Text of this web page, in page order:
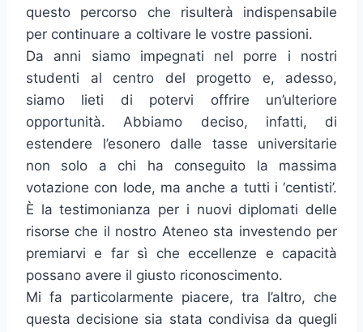
questo percorso che risulterà indispensabile
per continuare a coltivare le vostre passioni.
Da anni siamo impegnati nel porre i nostri
studenti al centro del progetto e, adesso,
siamo lieti di potervi offrire un’ulteriore
opportunità. Abbiamo deciso, infatti, di
estendere l’esonero dalle tasse universitarie
non solo a chi ha conseguito la massima
votazione con lode, ma anche a tutti i ‘centisti’.
È la testimonianza per i nuovi diplomati delle
risorse che il nostro Ateneo sta investendo per
premiarvi e far sì che eccellenze e capacità
possano avere il giusto riconoscimento.
Mi fa particolarmente piacere, tra l’altro, che
questa decisione sia stata condivisa da quegli